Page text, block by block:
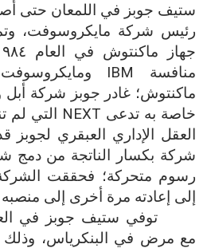
ستيف جوبز في اللمعان حتى
رئيس شركة مايكروسوفت،
منافسة
IBM
ماكنتوش؛ غادر جوبز شركة
خاصة به تدعى NEXT
التي لم
العقل الإداري العبقري
شركة بكسار الناتجة من دمج
رسوم متحركة؛ فحققت الشركة
إلى إعادته مرة أخرى إلى
مع مرض في البنكرياس،